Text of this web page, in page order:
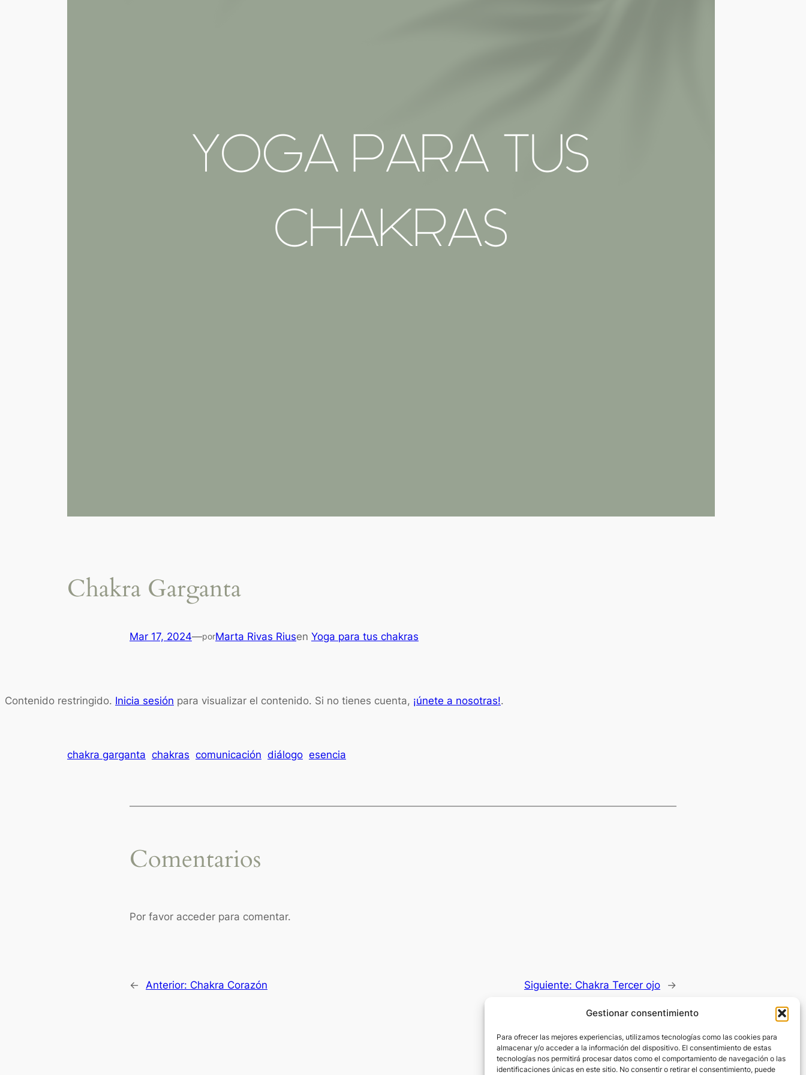
Gestionar consentimiento
Para ofrecer las mejores experiencias, utilizamos tecnologías como las cookies para
almacenar y/o acceder a la información del dispositivo. El consentimiento de estas
tecnologías nos permitirá procesar datos como el comportamiento de navegación o las
identificaciones únicas en este sitio. No consentir o retirar el consentimiento, puede
Chakra Garganta
Mar 17, 2024—porMarta Rivas Riusen Yoga para tus chakras
Contenido restringido. Inicia sesión para visualizar el contenido. Si no tienes cuenta, ¡únete a nosotras!.
chakra garganta chakras comunicación diálogo esencia
Comentarios
Por favor acceder para comentar.
← Anterior: Chakra Corazón Siguiente: Chakra Tercer ojo →